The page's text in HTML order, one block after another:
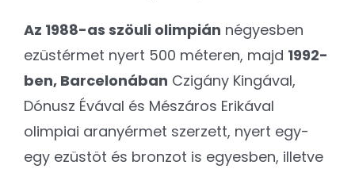
Az 1988-as szöuli olimpián négyesben
ezüstérmet nyert 500 méteren, majd 1992-
ben, Barcelonában Czigány Kingával,
Dónusz Évával és Mészáros Erikával
olimpiai aranyérmet szerzett, nyert egy-
egy ezüstöt és bronzot is egyesben, illetve